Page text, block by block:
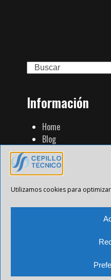
Utilizamos cookies para
Search
Información
Home
Blog
Familia de Productos
Contacto
Tienda Strip
Aviso Legal